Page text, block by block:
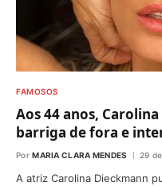
FAMOSOS
Aos 44 anos,
barriga de fora e
Por MARIA CLARA MENDES 29
A atriz Carolina Dieckmann